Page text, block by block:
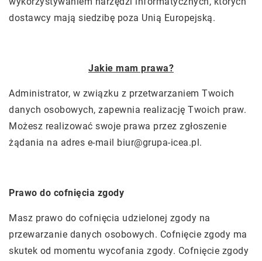
dostawcy mają siedzibę poza Unią Europejską.
Jakie mam prawa?
Administrator, w związku z przetwarzaniem Twoich
danych osobowych, zapewnia realizację Twoich praw.
Możesz realizować swoje prawa przez zgłoszenie
żądania na adres e-mail biur@grupa-icea.pl.
Prawo do cofnięcia zgody
Masz prawo do cofnięcia udzielonej zgody na
przewarzanie danych osobowych. Cofnięcie zgody ma
skutek od momentu wycofania zgody. Cofnięcie zgody